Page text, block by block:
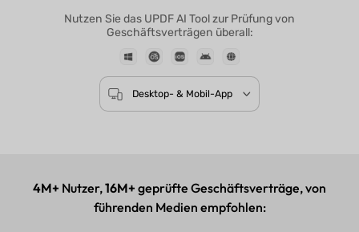
GPT-5 |
DeepSeek R1
Nutzen Sie das UPDF AI Tool zur Prüfung von
Geschäftsverträgen überall:
Desktop- & Mobil-App
4M+ Nutzer,16M+ geprüfte Geschäftsverträge, von
führenden Medien empfohlen: